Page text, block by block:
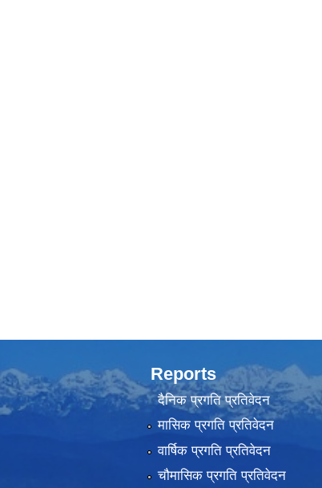
Reports
दैनिक प्रगति प्रतिवेदन
मासिक प्रगति प्रतिवेदन
वार्षिक प्रगति प्रतिवेदन
चौमासिक प्रगति प्रतिवेदन